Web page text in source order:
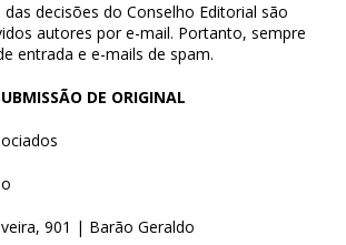
decisões do Conselho Editorial são
autores por e-mail. Portanto, sempre
entrada e e-mails de spam.
DE ORIGINAL
901 | Barão Geraldo